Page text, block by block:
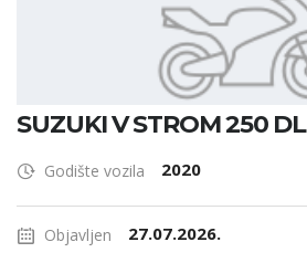
SUZUKI V STROM 250 DL
Godište vozila 2020
Objavljen 27.07.2026.